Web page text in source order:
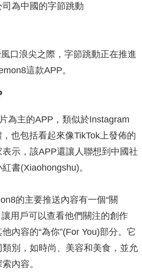
為中國的字節跳動
口浪尖之際，字節跳動正在推進
這款APP。
為主的APP，類似於Instagram
也包括看起來像TikTok上發佈的
示，該APP還讓人聯想到中國社
書(Xiaohongshu)。
的主要推送內容有一個“關
用戶可以查看他們關注的創作
內容的“為你”(For You)部分。它
別，如時尚、美容和美食，並允
內容。